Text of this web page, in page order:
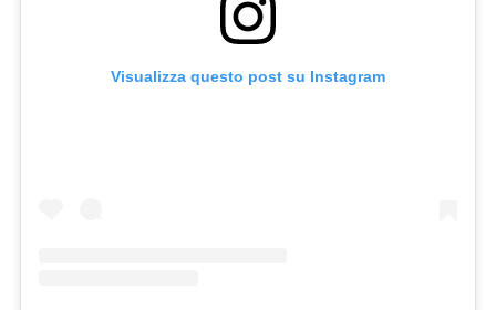
Visualizza questo post su Instagram